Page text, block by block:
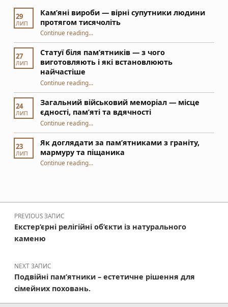
29
ЛИП
Кам’яні вироби — вірні супутники людини
протягом тисячоліть
Continue reading“Кам’яні вироби — вірні супутники людини протягом тисячоліть”
…
27
ЛИП
Статуї біля пам’ятників — з чого
виготовляють і які встановлюють
найчастіше
Continue reading“Статуї біля пам’ятників — з чого виготовляють і які встановлюють найчастіше”
…
24
ЛИП
Загальний військовий меморіал — місце
єдності, пам’яті та вдячності
Continue reading“Загальний військовий меморіал — місце єдності, пам’яті та вдячності”
…
23
ЛИП
Як доглядати за пам’ятниками з граніту,
мармуру та піщаника
Continue reading“Як доглядати за пам’ятниками з граніту, мармуру та піщаника”
…
Навігація записів
PREVIOUS ЗАПИС
Екстер’єрні релігійні об’єкти із натурального
каменю
NEXT ЗАПИС
Подвійні пам’ятники – естетичне рішення для
сімейних поховань.